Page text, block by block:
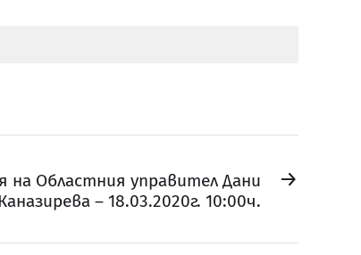
→
на Областния управител Дани
Каназирева – 18.03.2020г. 10:00ч.